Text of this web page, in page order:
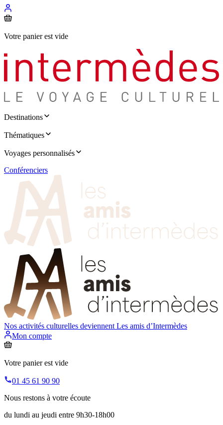
Votre panier est vide
Destinations
Thématiques
Voyages personnalisés
Conférenciers
Nos activités culturelles deviennent Les amis d’Intermèdes
Mon compte
Votre panier est vide
01 45 61 90 90
Nous restons à votre écoute
du lundi au jeudi entre 9h30-18h00